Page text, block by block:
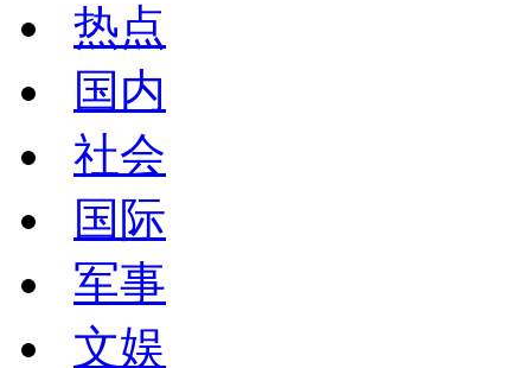
热点
国内
社会
国际
军事
文娱